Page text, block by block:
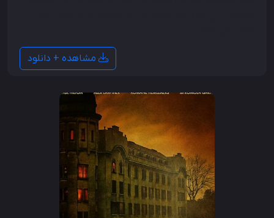
مشاهده + دانلود